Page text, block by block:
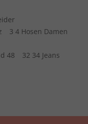
3 4 Hosen Damen
48
32 34 Jeans